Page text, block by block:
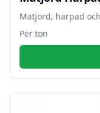
Matjord, harpad
Per ton